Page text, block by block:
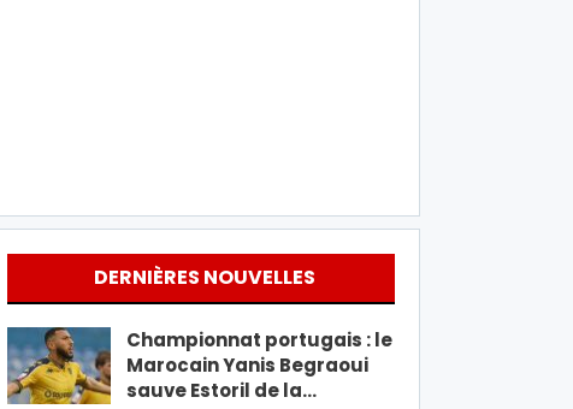
DERNIÈRES NOUVELLES
Championnat portugais : le
Marocain Yanis Begraoui
sauve Estoril de la…